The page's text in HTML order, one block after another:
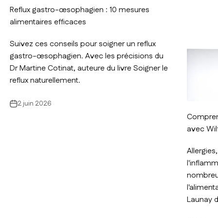
Reflux gastro-œsophagien : 10 mesures
alimentaires efficaces
Suivez ces conseils pour soigner un reflux
gastro-œsophagien. Avec les précisions du
Dr Martine Cotinat, auteure du livre Soigner le
reflux naturellement.
2 juin 2026
avec
Launay